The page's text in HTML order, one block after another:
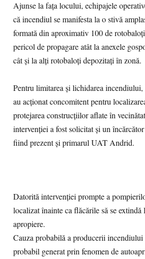
Ajunse la fața locului, echipajele
că incendiul se manifesta la o stivă
formată din aproximativ 100 de
pericol de propagare atât la anexele
cât și la alți rotobaloți depozitați în zonă.
Pentru limitarea și lichidarea
au acționat concomitent pentru
protejarea construcțiilor aflate în
intervenției a fost solicitat și un
fiind prezent și primarul UAT Andrid.
Datorită intervenției prompte a
localizat înainte ca flăcările să se
apropiere.
Cauza probabilă a producerii incendiului
probabil generat prin fenomen de